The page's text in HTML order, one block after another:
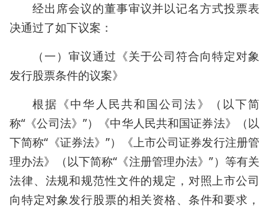
经出席会议的董事审议并以记名方式投票表
决通过了如下议案：
（一）审议通过《关于公司符合向特定对象
发行股票条件的议案》
根据《中华人民共和国公司法》（以下简
称“《公司法》”）《中华人民共和国证券法》（以
下简称“《证券法》”）《上市公司证券发行注册管
理办法》（以下简称“《注册管理办法》”）等有关
法律、法规和规范性文件的规定，对照上市公司
向特定对象发行股票的相关资格、条件和要求，